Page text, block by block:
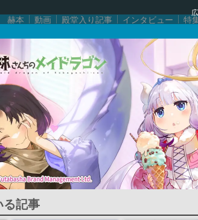
赫本 動画 殿堂入り記事 インタビュー 特
る記事